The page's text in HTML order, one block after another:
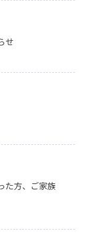
せ
た方、ご家族